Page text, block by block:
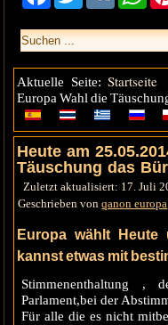
Aktuelle Seite:Startseite
Europa Wahl die
Heute am
Täuschung das
Zuletzt aktualisiert: 17. Juli
Geschrieben vonqanon europa
Europa wählt
kannst etwas mit
Stimmenenthaltung ,
Parlament,bei der
Für alle die es nicht